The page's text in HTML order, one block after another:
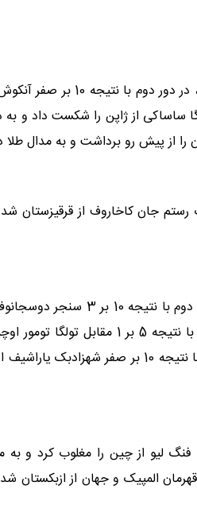
در وزن 57 کیلوگرم میلاد والی زاده پس
یافت. وی در این دیدار با نتیجه 11 بر صفر فوگا ساساکی از
پیمان نعمتی در دور اول با نتیجه 6 بر 4 مغلوب رستم جان
در وزن 70 کیلوگرم سینا خلیلی پس از استراحت
را شکست داد و به مرحله نیمه نهایی راه یافت. وی در این
جهان از مغلوب شد و به دیدار رده بندی رفت. خلیلی در این دیدار
در وزن 79 کیلوگرم، مهدی یوسفی در دور نخست با نتیجه 6 بر 5 فنگ لیو
2 مغلوب رازامبک جمال اف قهرمان المپیک و جهان